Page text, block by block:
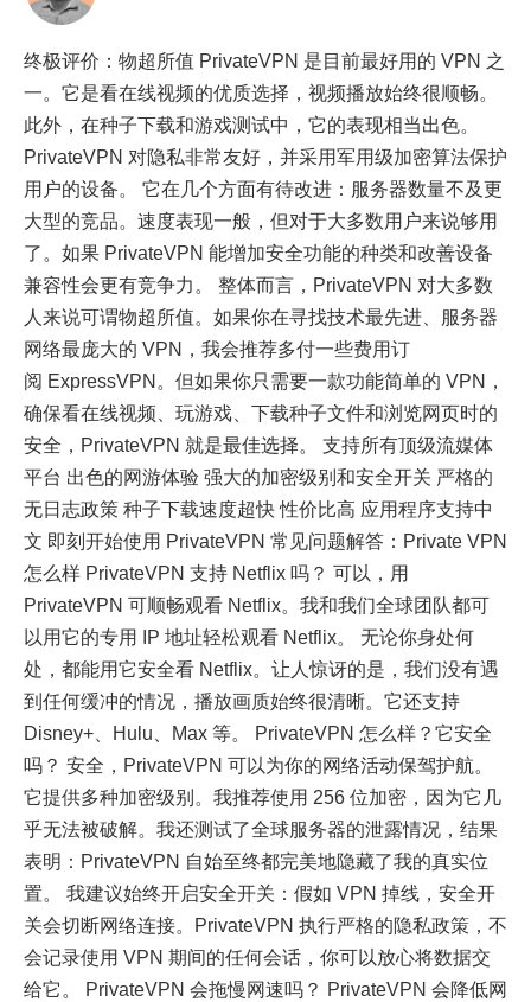
终极评价：物超所值 PrivateVPN 是目前最好用的 VPN 之
一。它是看在线视频的优质选择，视频播放始终很顺畅。
此外，在种子下载和游戏测试中，它的表现相当出色。
PrivateVPN 对隐私非常友好，并采用军用级加密算法保护
用户的设备。 它在几个方面有待改进：服务器数量不及更
大型的竞品。速度表现一般，但对于大多数用户来说够用
了。如果 PrivateVPN 能增加安全功能的种类和改善设备
兼容性会更有竞争力。 整体而言，PrivateVPN 对大多数
人来说可谓物超所值。如果你在寻找技术最先进、服务器
网络最庞大的 VPN，我会推荐多付一些费用订
阅 ExpressVPN。但如果你只需要一款功能简单的 VPN，
确保看在线视频、玩游戏、下载种子文件和浏览网页时的
安全，PrivateVPN 就是最佳选择。 支持所有顶级流媒体
平台 出色的网游体验 强大的加密级别和安全开关 严格的
无日志政策 种子下载速度超快 性价比高 应用程序支持中
文 即刻开始使用 PrivateVPN 常见问题解答：Private VPN
怎么样 PrivateVPN 支持 Netflix 吗？ 可以，用
PrivateVPN 可顺畅观看 Netflix。我和我们全球团队都可
以用它的专用 IP 地址轻松观看 Netflix。 无论你身处何
处，都能用它安全看 Netflix。让人惊讶的是，我们没有遇
到任何缓冲的情况，播放画质始终很清晰。它还支持
Disney+、Hulu、Max 等。 PrivateVPN 怎么样？它安全
吗？ 安全，PrivateVPN 可以为你的网络活动保驾护航。
它提供多种加密级别。我推荐使用 256 位加密，因为它几
乎无法被破解。我还测试了全球服务器的泄露情况，结果
表明：PrivateVPN 自始至终都完美地隐藏了我的真实位
置。 我建议始终开启安全开关：假如 VPN 掉线，安全开
关会切断网络连接。PrivateVPN 执行严格的隐私政策，不
会记录使用 VPN 期间的任何会话，你可以放心将数据交
给它。 PrivateVPN 会拖慢网速吗？ PrivateVPN 会降低网